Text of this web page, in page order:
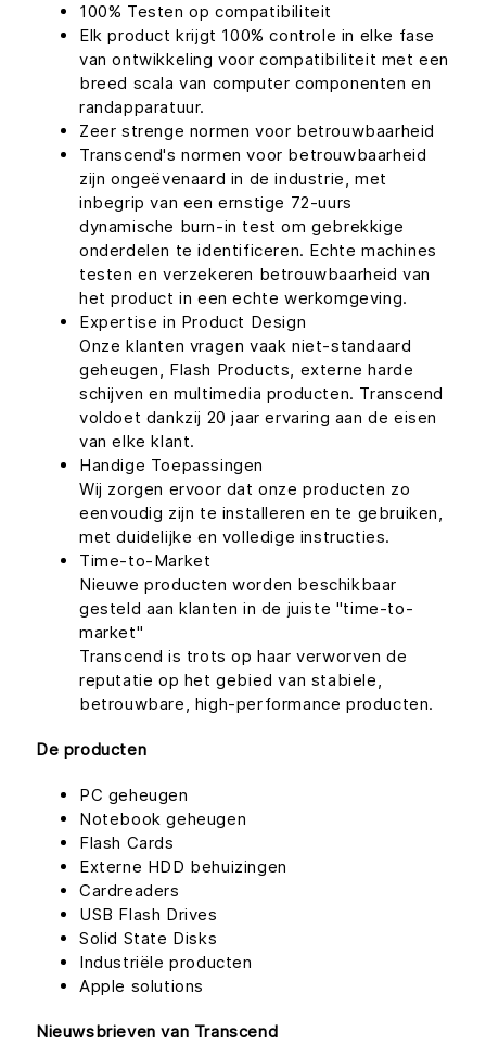
100% Testen op compatibiliteit
Elk product krijgt 100% controle in elke fase
van ontwikkeling voor compatibiliteit met een
breed scala van computer componenten en
randapparatuur.
Zeer strenge normen voor betrouwbaarheid
Transcend's normen voor betrouwbaarheid
zijn ongeëvenaard in de industrie, met
inbegrip van een ernstige 72-uurs
dynamische burn-in test om gebrekkige
onderdelen te identificeren. Echte machines
testen en verzekeren betrouwbaarheid van
het product in een echte werkomgeving.
Expertise in Product Design
Onze klanten vragen vaak niet-standaard
geheugen, Flash Products, externe harde
schijven en multimedia producten. Transcend
voldoet dankzij 20 jaar ervaring aan de eisen
van elke klant.
Handige Toepassingen
Wij zorgen ervoor dat onze producten zo
eenvoudig zijn te installeren en te gebruiken,
met duidelijke en volledige instructies.
Time-to-Market
Nieuwe producten worden beschikbaar
gesteld aan klanten in de juiste "time-to-
market"
Transcend is trots op haar verworven de
reputatie op het gebied van stabiele,
betrouwbare, high-performance producten.
De producten
PC geheugen
Notebook geheugen
Flash Cards
Externe HDD behuizingen
Cardreaders
USB Flash Drives
Solid State Disks
Industriële producten
Apple solutions
Nieuwsbrieven van Transcend